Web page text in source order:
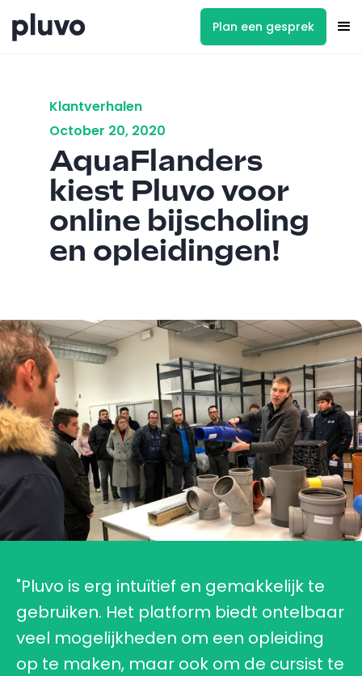
Plan een gesprek
Klantverhalen
October 20, 2020
AquaFlanders
kiest Pluvo voor
online bijscholing
en opleidingen!
"Pluvo is erg intuïtief en gemakkelijk te
gebruiken. Het platform biedt ontelbaar
veel mogelijkheden om een opleiding
op te maken, maar ook om de cursist te